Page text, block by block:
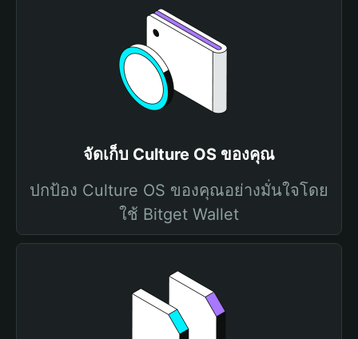
จัดเก็บ Culture OS ของคุณ
ปกป้อง Culture OS ของคุณอย่างมั่นใจโดย
ใช้ Bitget Wallet